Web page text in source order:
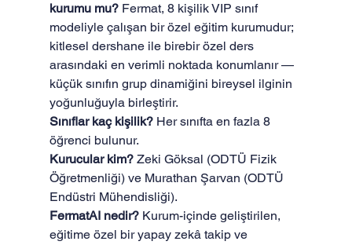
kurumu mu? Fermat, 8 kişilik VIP sınıf
modeliyle çalışan bir özel eğitim kurumudur;
kitlesel dershane ile birebir özel ders
arasındaki en verimli noktada konumlanır —
küçük sınıfın grup dinamiğini bireysel ilginin
yoğunluğuyla birleştirir.
Sınıflar kaç kişilik? Her sınıfta en fazla 8
öğrenci bulunur.
Kurucular kim? Zeki Göksal (ODTÜ Fizik
Öğretmenliği) ve Murathan Şarvan (ODTÜ
Endüstri Mühendisliği).
FermatAI nedir? Kurum-içinde geliştirilen,
eğitime özel bir yapay zekâ takip ve